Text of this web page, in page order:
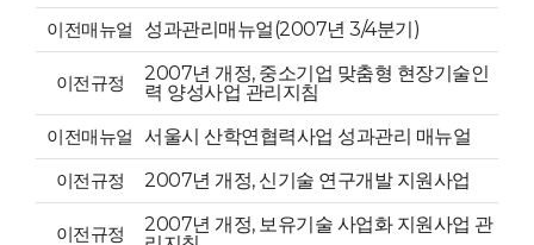
이전매뉴얼
성과관리매뉴얼(2007년 3/4분기)
이전규정
2007년 개정, 중소기업 맞춤형 현장기술인
력 양성사업 관리지침
이전매뉴얼 서울시 산학연협력사업 성과관리 매뉴얼
이전규정
2007년 개정, 신기술 연구개발 지원사업
이전규정
2007년 개정, 보유기술 사업화 지원사업 관